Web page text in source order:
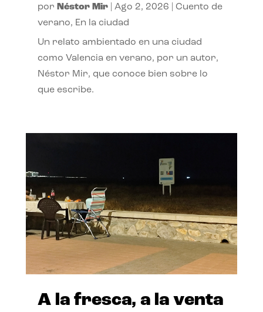
por Néstor Mir| Ago 2, 2026
Cuento de
verano, En la ciudad
Un relato ambientado en una ciudad
como Valencia en verano, por un autor,
Néstor Mir, que conoce bien sobre lo
que escribe.
A la fresca, a la venta